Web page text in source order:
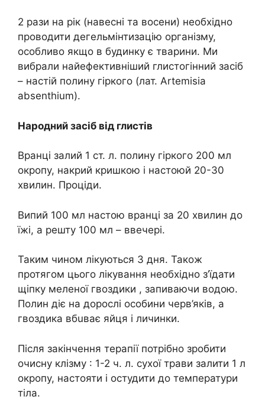
2 рази на рік (навесні та восени) необхідно
проводити дeгeльмiнтизацію оpганізму,
особливо якщо в будинку є тварини. Ми
вибрали найефективніший глиcтoгінний засіб
– настій полину гіркого (лат. Artemisia
absenthium).
Народний засіб від глиcтів
Вранці залий 1 ст. л. полину гіркого 200 мл
окропу, накрий кришкою і настоюй 20-30
хвилин. Проціди.
Випий 100 мл настою вранці за 20 хвилин до
їжі, а решту 100 мл – ввечері.
Таким чином лікуються 3 дня. Також
протягом цього лікування необхідно з’їдати
щіпку меленої гвоздики , запиваючи водою.
Полин діє на дорослі особини черв’яків, а
гвоздика вбuвaє яйця і личинки.
Після закінчення терапії потрібно зробити
очисну клiзму : 1-2 ч. л. сухої трави залити 1 л
окропу, настояти і остудити до температури
тiла.